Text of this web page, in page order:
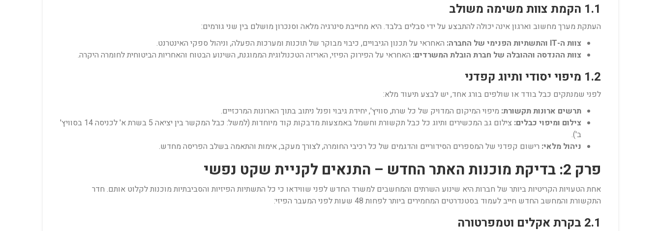
1.1 הקמת צוות משימה משולב
העתקת מערך מחשוב וארגון אינה יכולה להתבצע על ידי סבלים בלבד. היא מחייבת סינרגיה מלאה וסנכרון מושלם בין שני גורמים:
צוות ה-IT והתשתיות הפנימי של החברה:
האחראי על תכנון הגיבויים, כיבוי מבוקר של תוכנות ומערכות הפעלה, וניהול ספקי האינטרנט.
צוות ההנדסה וההובלה של חברת הובלת המשרדים: האחראי על הפירוק הפיזי, האריזה הטכנולוגית הממוגנת, השינוע הבטוח והאחריות הביטוחית לחומרה היקרה.
1.2 מיפוי יסודי ותיוג קפדני
לפני שמנתקים כבל בודד או שולפים בורג אחד, יש לבצע תיעוד מלא:
תרשים ארונות תקשורת: מיפוי המיקום המדויק של כל שרת, סוויץ', יחידת גיבוי ופנל ניתוב בתוך הארונות המרכזיים.
צילום ומיפוי כבלים:
צילום גב המכשירים ותיוג כל כבל תקשורת וחשמל באמצעות מדבקות קוד מיוחדות (למשל: כבל המקשר בין יציאה 5 בשרת א' לכניסה 14 בסוויץ'
ב').
ניהול מלאי: רישום קפדני של המספרים הסידוריים והדגמים של כל רכיבי החומרה, לצורך מעקב, אימות והתאמה בשלב הפריסה מחדש.
פרק 2: בדיקת מוכנות האתר החדש – התנאים לקניית שקט נפשי
אחת הטעויות הקריטיות ביותר של חברות היא שינוע השרתים והמחשבים למשרד החדש לפני שווידאו כי כל התשתיות הפיזיות והסביבתיות מוכנות לקלוט אותם. חדר
התקשורת והמחשב החדש חייב לעמוד בסטנדרטים המחמירים ביותר לפחות 48 שעות לפני המעבר הפיזי:
2.1 בקרת אקלים וטמפרטורה